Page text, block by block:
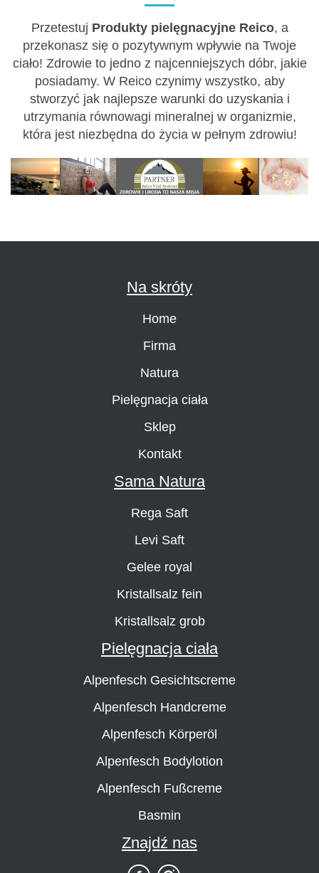
Przetestuj Produkty pielęgnacyjne Reico, a
przekonasz się o pozytywnym wpływie na Twoje
ciało! Zdrowie to jedno z najcenniejszych dóbr, jakie
posiadamy. W Reico czynimy wszystko, aby
stworzyć jak najlepsze warunki do uzyskania i
utrzymania równowagi mineralnej w organizmie,
która jest niezbędna do życia w pełnym zdrowiu!
Na skróty
Home
Firma
Natura
Pielęgnacja ciała
Sklep
Kontakt
Sama Natura
Rega Saft
Levi Saft
Gelee royal
Kristallsalz fein
Kristallsalz grob
Pielęgnacja ciała
Alpenfesch Gesichtscreme
Alpenfesch Handcreme
Alpenfesch Körperöl
Alpenfesch Bodylotion
Alpenfesch Fußcreme
Basmin
Znajdź nas